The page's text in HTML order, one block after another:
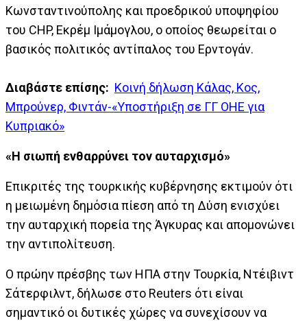
Κωνσταντινούπολης και προεδρικού υποψηφίου
του CHP, Εκρέμ Ιμάμογλου, ο οποίος θεωρείται ο
βασικός πολιτικός αντίπαλος του Ερντογάν.
Διαβάστε επίσης: Κοινή δήλωση Κάλας, Κος,
Μπρούνερ, Φιντάν-«Υποστήριξη σε ΓΓ ΟΗΕ για
Κυπριακό»
«Η σιωπή ενθαρρύνει τον αυταρχισμό»
Επικριτές της τουρκικής κυβέρνησης εκτιμούν ότι
η μειωμένη δημόσια πίεση από τη Δύση ενισχύει
την αυταρχική πορεία της Άγκυρας και απομονώνει
την αντιπολίτευση.
Ο πρώην πρέσβης των ΗΠΑ στην Τουρκία, Ντέιβιντ
Σάτερφιλντ, δήλωσε στο Reuters ότι είναι
σημαντικό οι δυτικές χώρες να συνεχίσουν να